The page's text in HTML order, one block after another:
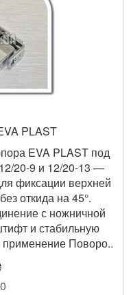
PLAST
EVA PLAST под
20-9 и 12/20-13 —
фиксации верхней
откида на 45°.
с ножничной
и стабильную
применение Поворо..